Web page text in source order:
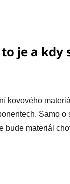
je a kdy
kovového
Samo o
bude materiál